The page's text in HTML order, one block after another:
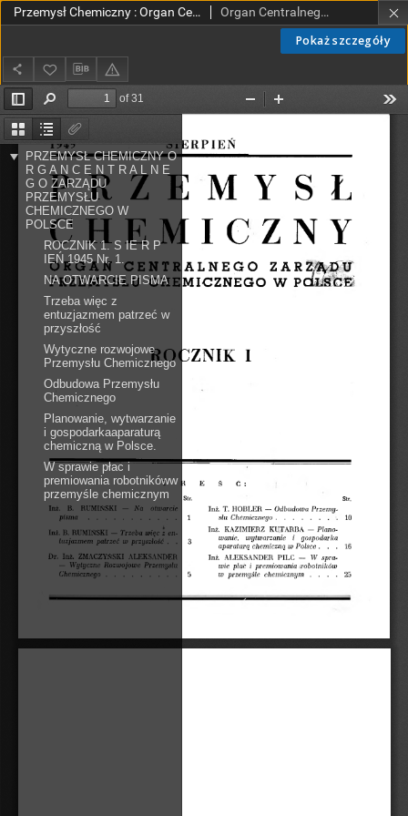
Pokaż szczegóły
Przemysł Chemiczny : Organ Centralnego Zarządu Przemysłu Chemicznego w Polsce R. 1 Nr 1 (1945) Organ Centralnego Zarządu Przemysłu Chemicznego w Polsce